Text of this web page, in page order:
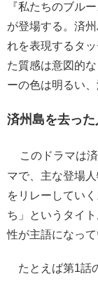
『私たちのブル
が登場する。済
れを表現するタ
た質感は意図的
ーの色は明るい
済州島を去っ
このドラマは
マで、主な登場
をリレーしてい
ち」というタイ
性が主語になって
たとえば第1話